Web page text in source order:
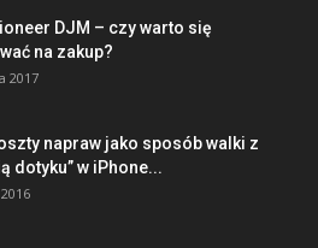
DJM – czy warto się
na zakup?
2017
napraw jako sposób walki z
dotyku” w iPhone...